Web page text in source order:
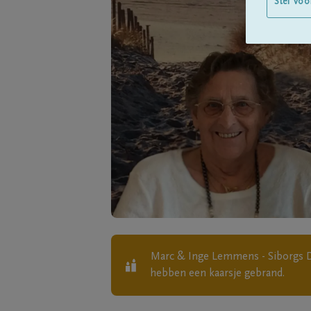
Marc & Inge Lemmens - Siborgs
hebben een kaarsje gebrand.